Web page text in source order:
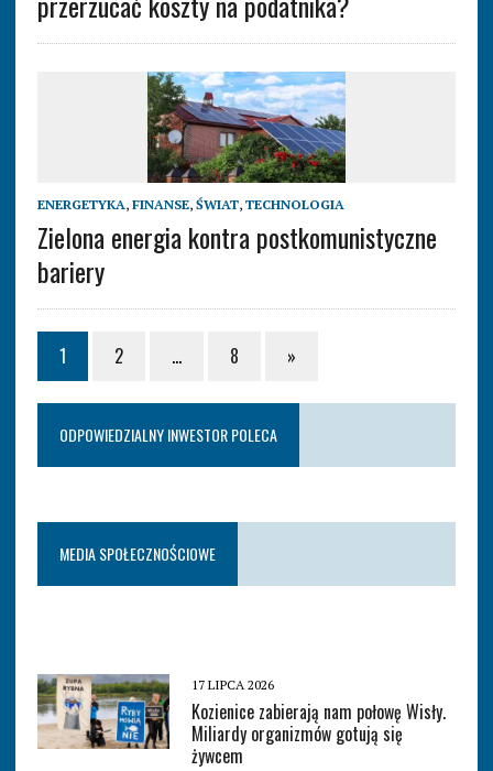
ENERGETYKA, FINANSE, ŚWIAT, TECHNOLOGIA
Zielona energia kontra postkomunistyczne
bariery
1 2 … 8 »
ODPOWIEDZIALNY INWESTOR POLECA
MEDIA SPOŁECZNOŚCIOWE
17 LIPCA 2026
Kozienice zabierają nam połowę Wisły.
Miliardy organizmów gotują się
żywcem